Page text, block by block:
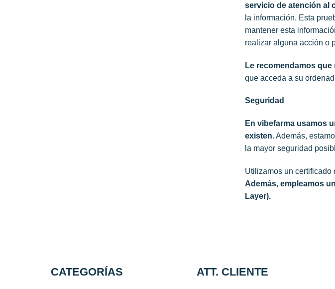
servicio de atención al
la información. Esta
mantener esta
realizar alguna acción o
Le recomendamos
que acceda a su
Seguridad
En vibefarma usamos
existen.Además,
la mayor seguridad
Utilizamos un certificado
Además, empleamos
Layer).
CATEGORÍAS ATT. CLIENTE